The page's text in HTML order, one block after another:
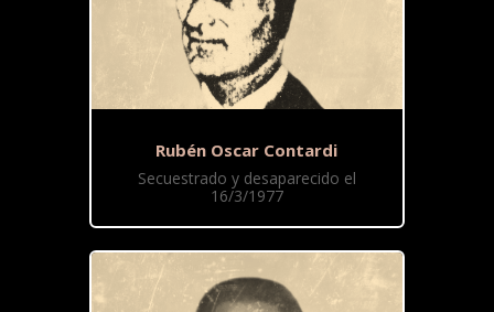
Rubén Oscar Contardi
Secuestrado y desaparecido el
16/3/1977